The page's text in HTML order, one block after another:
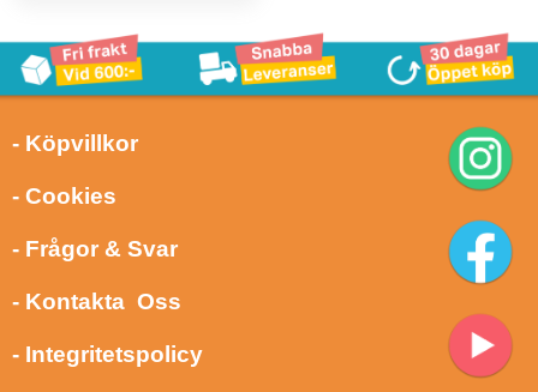
- Köpvillkor
- Cookies
- Frågor & Svar
- Kontakta Oss
- Integritetspolicy